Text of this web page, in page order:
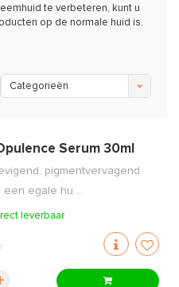
te verbeteren, kunt u
op de normale huid is.
Categorieën
Serum 30ml
pigmentvervagend
een egale hu ...
leverbaar